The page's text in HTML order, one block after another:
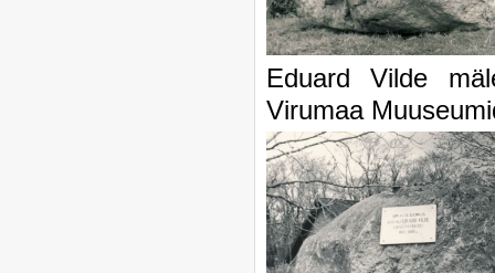
Eduard Vilde
Virumaa